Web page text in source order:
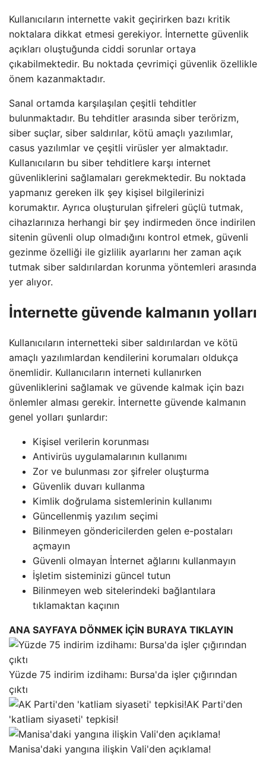
Kullanıcıların internette vakit geçirirken bazı kritik
noktalara dikkat etmesi gerekiyor. İnternette güvenlik
açıkları oluştuğunda ciddi sorunlar ortaya
çıkabilmektedir. Bu noktada çevrimiçi güvenlik özellikle
önem kazanmaktadır.
Sanal ortamda karşılaşılan çeşitli tehditler
bulunmaktadır. Bu tehditler arasında siber terörizm,
siber suçlar, siber saldırılar, kötü amaçlı yazılımlar,
casus yazılımlar ve çeşitli virüsler yer almaktadır.
Kullanıcıların bu siber tehditlere karşı internet
güvenliklerini sağlamaları gerekmektedir. Bu noktada
yapmanız gereken ilk şey kişisel bilgilerinizi
korumaktır. Ayrıca oluşturulan şifreleri güçlü tutmak,
cihazlarınıza herhangi bir şey indirmeden önce indirilen
sitenin güvenli olup olmadığını kontrol etmek, güvenli
gezinme özelliği ile gizlilik ayarlarını her zaman açık
tutmak siber saldırılardan korunma yöntemleri arasında
yer alıyor.
İnternette güvende kalmanın yolları
Kullanıcıların internetteki siber saldırılardan ve kötü
amaçlı yazılımlardan kendilerini korumaları oldukça
önemlidir. Kullanıcıların interneti kullanırken
güvenliklerini sağlamak ve güvende kalmak için bazı
önlemler alması gerekir. İnternette güvende kalmanın
genel yolları şunlardır:
Kişisel verilerin korunması
Antivirüs uygulamalarının kullanımı
Zor ve bulunması zor şifreler oluşturma
Güvenlik duvarı kullanma
Kimlik doğrulama sistemlerinin kullanımı
Güncellenmiş yazılım seçimi
Bilinmeyen göndericilerden gelen e-postaları
açmayın
Güvenli olmayan İnternet ağlarını kullanmayın
İşletim sisteminizi güncel tutun
Bilinmeyen web sitelerindeki bağlantılara
tıklamaktan kaçının
ANA SAYFAYA DÖNMEK İÇİN BURAYA TIKLAYIN
Yüzde 75 indirim izdihamı: Bursa'da işler çığırından
çıktı
AK Parti'den
'katliam siyaseti' tepkisi!
Manisa'daki yangına ilişkin Vali'den açıklama!